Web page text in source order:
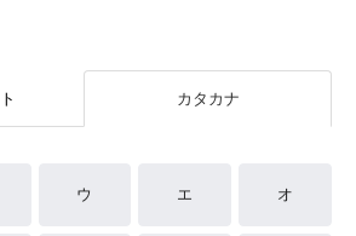
カタカナ
ウ エ オ